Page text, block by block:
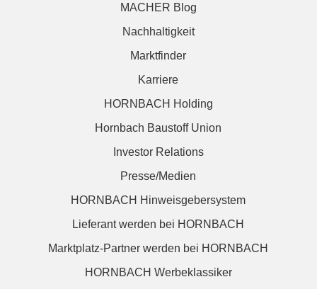
MACHER Blog
Nachhaltigkeit
Marktfinder
Karriere
HORNBACH Holding
Hornbach Baustoff Union
Investor Relations
Presse/Medien
HORNBACH Hinweisgebersystem
Lieferant werden bei HORNBACH
Marktplatz-Partner werden bei HORNBACH
HORNBACH Werbeklassiker